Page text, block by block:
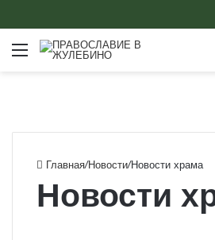
Меню
Главная/Новости/Новости храма
Новости